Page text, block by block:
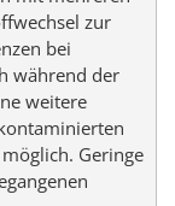
zur
bei
während der
weitere
Geringe